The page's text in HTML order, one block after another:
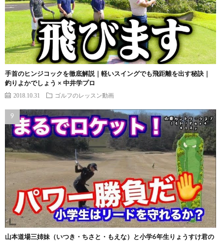
手首のヒンジコックを徹底解説｜軽いスイングでも飛距離を出す秘訣｜
釣りよかでしょう × 中井学プロ
2018.10.31 ゴルフのレッスン動画
山本道場三姉妹（いつき・ちさと・もえな）と小学6年生りょうすけ君の